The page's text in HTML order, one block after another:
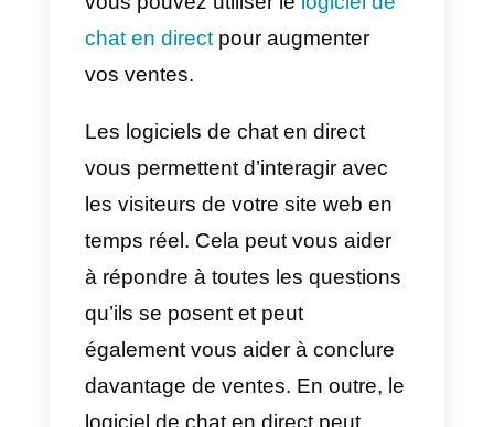
importants de toute entreprise est
la vente et le commerce en ligne.
permanent avec leurs prospects
et leurs clients. Et c’est là que
vous pouvez utiliser lelogiciel de
chat en directpour augmenter
vos ventes.
Les logiciels de chat en direct